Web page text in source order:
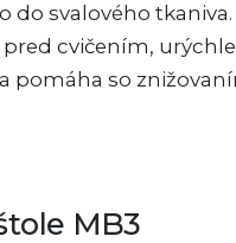
do svalového
cvičením,
pomáha so
MB3